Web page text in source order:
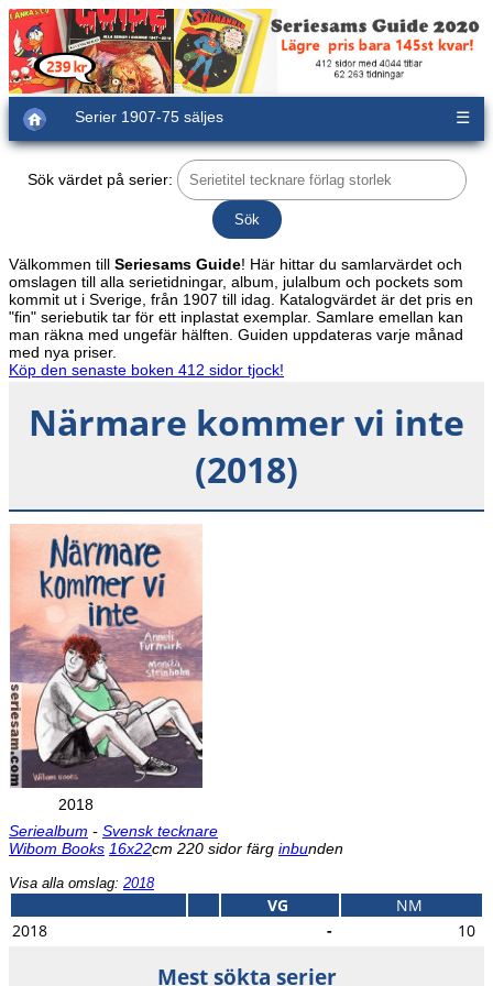
Serier 1907-75 säljes ☰
Sök värdet på serier:
Välkommen till Seriesams Guide! Här hittar du samlarvärdet och
omslagen till alla serietidningar, album, julalbum och pockets som
kommit ut i Sverige, från 1907 till idag. Katalogvärdet är det pris en
"fin" seriebutik tar för ett inplastat exemplar. Samlare emellan kan
man räkna med ungefär hälften. Guiden uppdateras varje månad
med nya priser.
Köp den senaste boken 412 sidor tjock!
Närmare kommer vi inte
(2018)
2018
Seriealbum - Svensk tecknare
Wibom Books 16x22cm 220 sidor färg inbunden
Visa alla omslag: 2018
VG
NM
2018
- 10
Mest sökta serier